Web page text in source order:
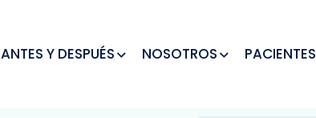
ANTES Y DESPUÉS NOSOTROS PACIENTES